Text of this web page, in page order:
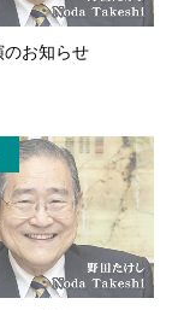
のお知らせ